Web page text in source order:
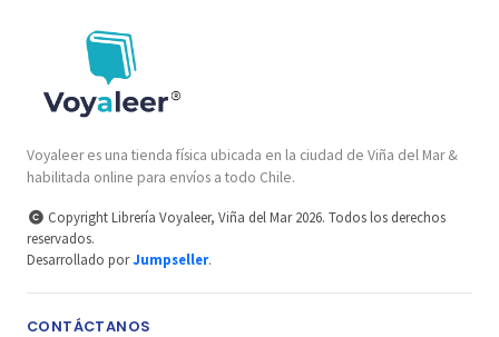
Voyaleer es una tienda física ubicada en la ciudad de Viña del Mar &
habilitada online para envíos a todo Chile.
Copyright Librería Voyaleer, Viña del Mar 2026. Todos los derechos
reservados.
Desarrollado porJumpseller.
CONTÁCTANOS